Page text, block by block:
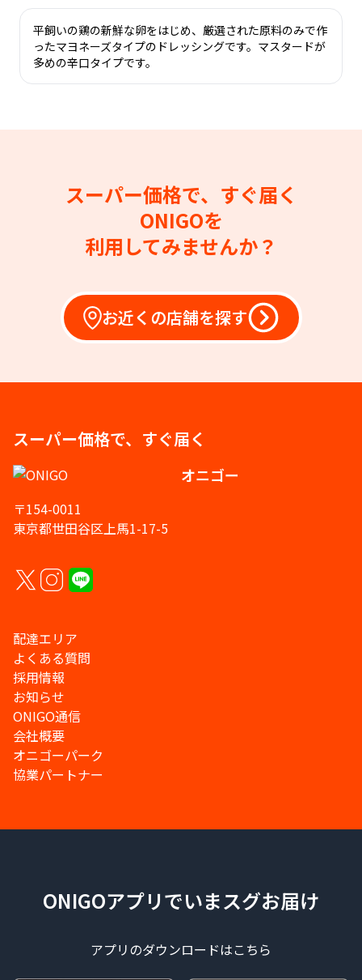
平飼いの鶏の新鮮な卵をはじめ、厳選された原料のみで作
ったマヨネーズタイプのドレッシングです。マスタードが
多めの辛口タイプです。
スーパー価格で、すぐ届く
ONIGOを
利用してみませんか？
お近くの店舗を探す
スーパー価格で、すぐ届く
オニゴー
〒154-0011
東京都世田谷区上馬1-17-5
配達エリア
よくある質問
採用情報
お知らせ
ONIGO通信
会社概要
オニゴーパーク
協業パートナー
ONIGOアプリでいまスグお届け
アプリのダウンロードはこちら